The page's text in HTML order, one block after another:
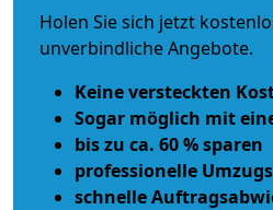
Holen Sie sich jetzt
unverbindliche Angebote.
Keine versteckten
Sogar möglich mit
bis zu ca. 60 % sparen
professionelle
schnelle